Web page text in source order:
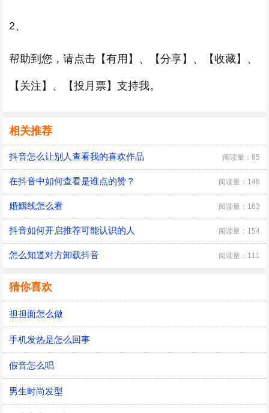
2、
帮助到您，请点击【有用】、【分享】、【收藏】、
【关注】、【投月票】支持我。
相关推荐
抖音怎么让别人查看我的喜欢作品 阅读量：85
在抖音中如何查看是谁点的赞？ 阅读量：148
婚姻线怎么看 阅读量：163
抖音如何开启推荐可能认识的人 阅读量：154
怎么知道对方卸载抖音 阅读量：111
猜你喜欢
担担面怎么做
手机发热是怎么回事
假音怎么唱
男生时尚发型